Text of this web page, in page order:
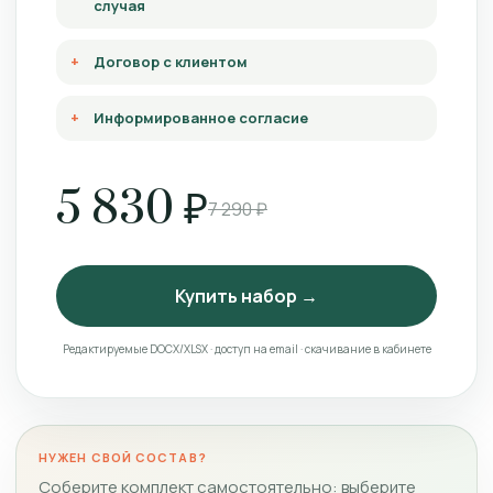
случая
Договор с клиентом
Информированное согласие
5 830 ₽7 290 ₽
Купить набор →
Редактируемые DOCX/XLSX · доступ на email · скачивание в кабинете
НУЖЕН СВОЙ СОСТАВ?
Соберите комплект самостоятельно: выберите